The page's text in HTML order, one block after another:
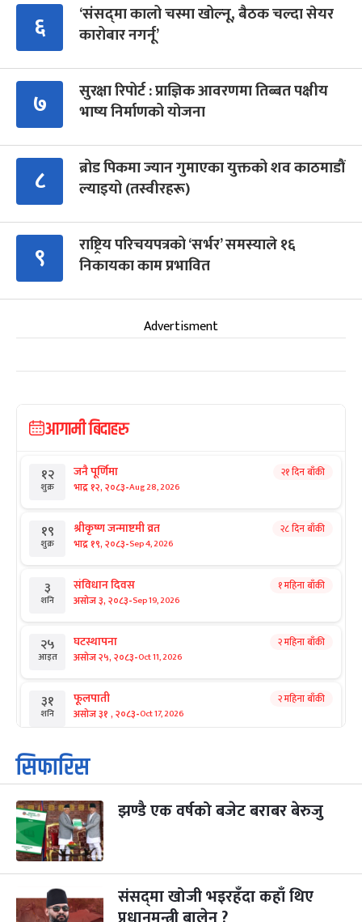
६
‘संसद्‍मा कालो चस्मा खोल्नू, बैठक चल्दा सेयर
कारोबार नगर्नू’
७
सुरक्षा रिपोर्ट : प्राज्ञिक आवरणमा तिब्बत पक्षीय
भाष्य निर्माणको योजना
८
ब्रोड पिकमा ज्यान गुमाएका युक्तको शव काठमाडौं
ल्याइयो (तस्वीरहरू)
९
राष्ट्रिय परिचयपत्रको ‘सर्भर’ समस्याले १६
निकायका काम प्रभावित
Advertisment
आगामी बिदाहरु
१२
शुक्र
जनै पूर्णिमा
भाद्र १२, २०८३-Aug 28, 2026
२१ दिन बाँकी
१९
शुक्र
श्रीकृष्ण जन्माष्टमी व्रत
भाद्र १९, २०८३-Sep 4, 2026
२८ दिन बाँकी
३
शनि
संविधान दिवस
असोज ३, २०८३-Sep 19, 2026
१ महिना बाँकी
२५
आइत
घटस्थापना
असोज २५, २०८३-Oct 11, 2026
२ महिना बाँकी
३१
शनि
फूलपाती
असोज ३१ , २०८३-Oct 17, 2026
२ महिना बाँकी
१
आइत
कार्तिक सङ्क्रान्ति
कार्तिक १, २०८३
३
मंगल
महानवमी
कार्तिक ३, २०८३
२ महिना बाँकी
४
कार्तिक ४, २०८३ Oct 21, 2026
सिफारिस
झण्डै एक वर्षको बजेट बराबर बेरुजु
संसद्‌मा खोजी भइरहँदा कहाँ थिए